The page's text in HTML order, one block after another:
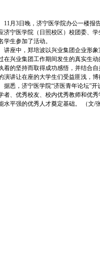
月3日晚，济宁医学院办公一楼报告
济宁医学院（日照校区）校团委、
学生参加了活动。
座中，郑培波以兴业集团企业形象宣
在兴业集团工作期间发生的真实生
着的坚持而取得成功感悟，并结合
演讲让在座的大学生们受益匪浅，博
悉，济宁医学院“济医青年论坛”开
者、优秀校友、校内优秀教师和优
水平强的优秀人才奠定基础。 （文/张